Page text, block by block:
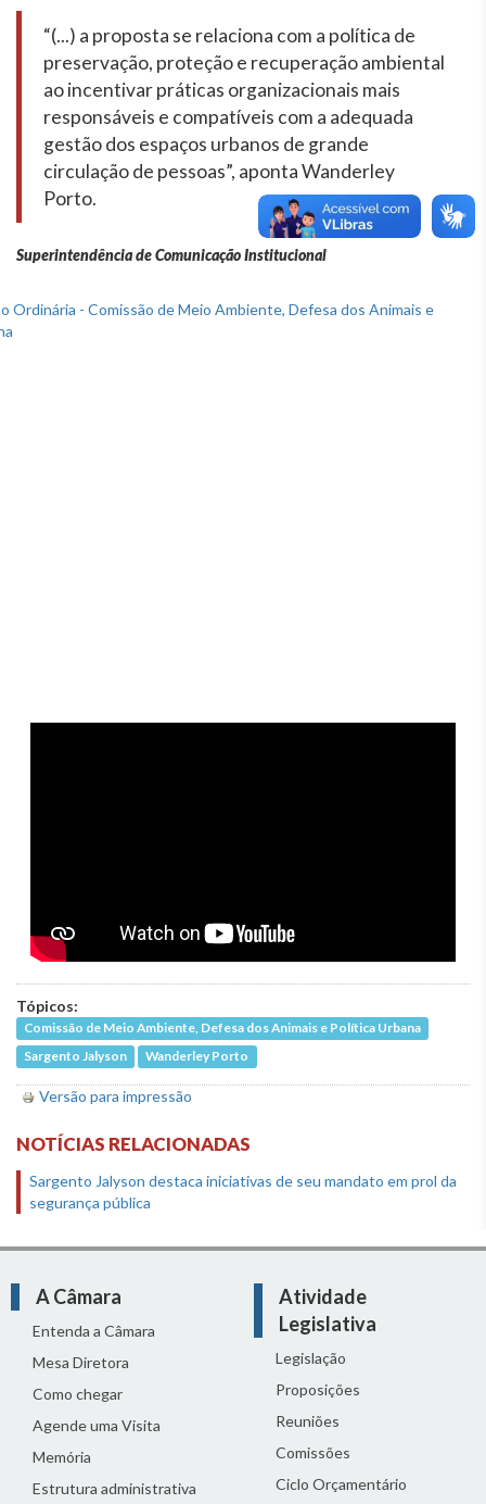
“(...) a proposta se relaciona com a política de
preservação, proteção e recuperação ambiental
ao incentivar práticas organizacionais mais
responsáveis e compatíveis com a adequada
gestão dos espaços urbanos de grande
circulação de pessoas”, aponta Wanderley
Porto.
Superintendência de Comunicação Institucional
Tópicos:
Comissão de Meio Ambiente, Defesa dos Animais e Política Urbana
Sargento Jalyson
Wanderley Porto
Versão para impressão
NOTÍCIAS RELACIONADAS
Sargento Jalyson destaca iniciativas de seu mandato em prol da
segurança pública
A Câmara
Entenda a Câmara
Mesa Diretora
Como chegar
Agende uma Visita
Memória
Estrutura administrativa
Atividade
Legislativa
Legislação
Proposições
Reuniões
Comissões
Ciclo Orçamentário